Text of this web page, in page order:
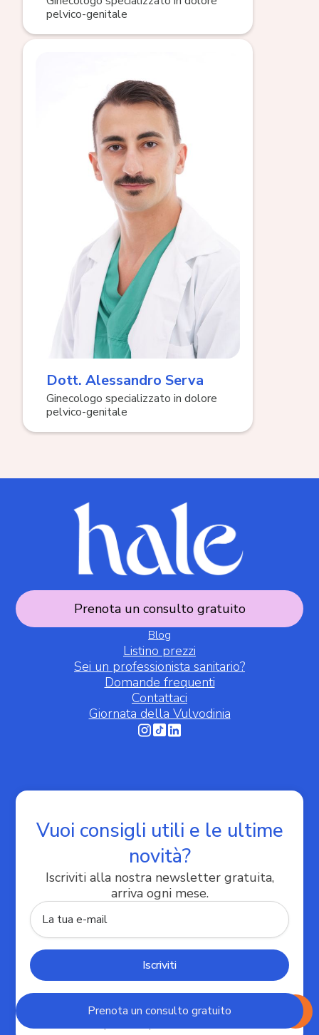
pelvico-genitale
Dott. Alessandro Serva
Ginecologo specializzato in dolore
pelvico-genitale
Prenota un consulto gratuito
Prenota un consulto gratuito
Blog
Listino prezzi
Sei un professionista sanitario?
Domande frequenti
Contattaci
Giornata della Vulvodinia
Vuoi consigli utili e le ultime
novità?
Iscriviti alla nostra newsletter gratuita,
arriva ogni mese.
l'Informativa Privacy e di acconsentire al trattamento
Le tue preferenze relative alla privacy
Informativa sulla raccolta